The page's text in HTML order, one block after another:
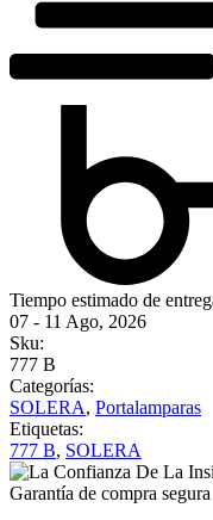
Tiempo estimado de
07 - 11 Ago, 2026
Sku:
777 B
Categorías:
SOLERA, Portalamparas
Etiquetas:
777 B, SOLERA
Garantía de compra segura